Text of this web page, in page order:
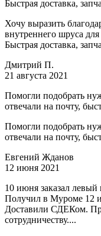
Быстрая доставка,
Хочу выразить
внутреннего шруса
Быстрая доставка,
Дмитрий П.
21 августа 2021
Помогли подобрать
отвечали на почту,
Помогли подобрать
отвечали на почту,
Евгений Жданов
12 июня 2021
10 июня заказал
Получил в Муроме 12
Доставили СДЕКом.
сотрудничеству....